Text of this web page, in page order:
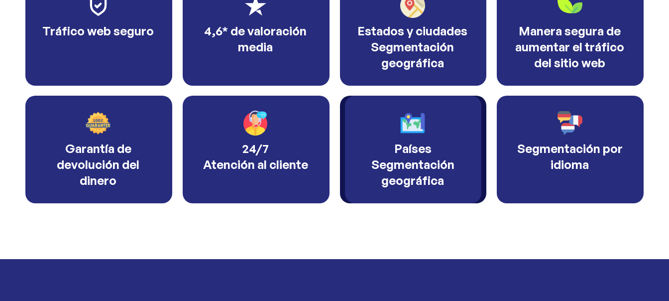
Tráfico web seguro
4,6* de valoración
media
Estados y ciudades
Segmentación
geográfica
Manera segura de
aumentar el tráfico
del sitio web
Garantía de
devolución del
dinero
24/7
Atención al cliente
Países
Segmentación
geográfica
Segmentación por
idioma